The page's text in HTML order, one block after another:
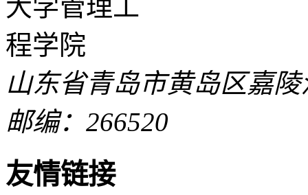
山东省青岛市黄岛区嘉
邮编：266520
友情链接